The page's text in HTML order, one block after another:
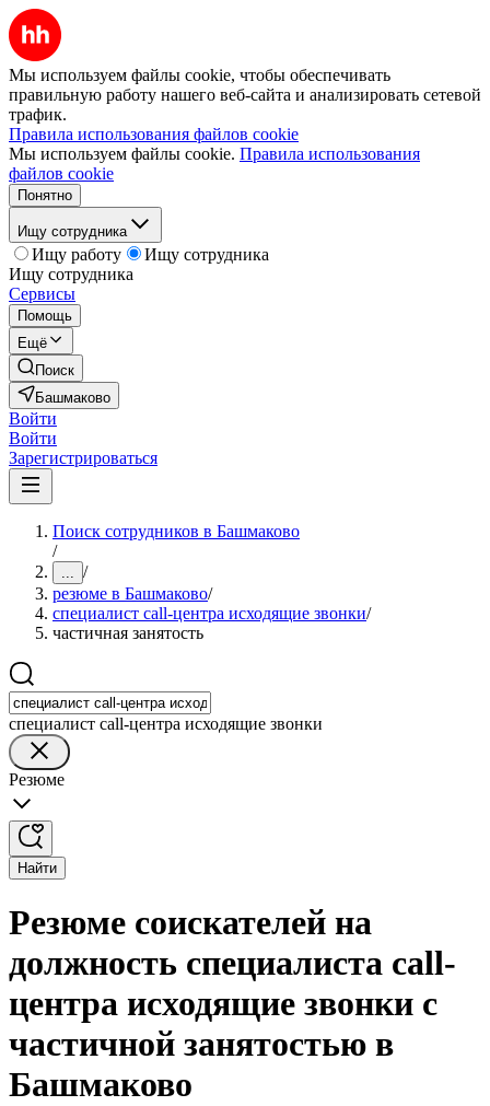
Мы используем файлы cookie, чтобы обеспечивать
правильную работу нашего веб-сайта и анализировать сетевой
трафик.
Правила использования файлов cookie
Мы используем файлы cookie. Правила использования
файлов cookie
Понятно
Ищу сотрудника
Ищу работу
Ищу сотрудника
Ищу сотрудника
Сервисы
Помощь
Ещё
Поиск
Башмаково
Войти
Войти
Зарегистрироваться
Поиск сотрудников в Башмаково
/
... /
резюме в Башмаково/
специалист call-центра исходящие звонки/
частичная занятость
специалист call-центра исходящие звонки
Резюме
Найти
Резюме соискателей на
должность специалиста call-
центра исходящие звонки с
частичной занятостью в
Башмаково